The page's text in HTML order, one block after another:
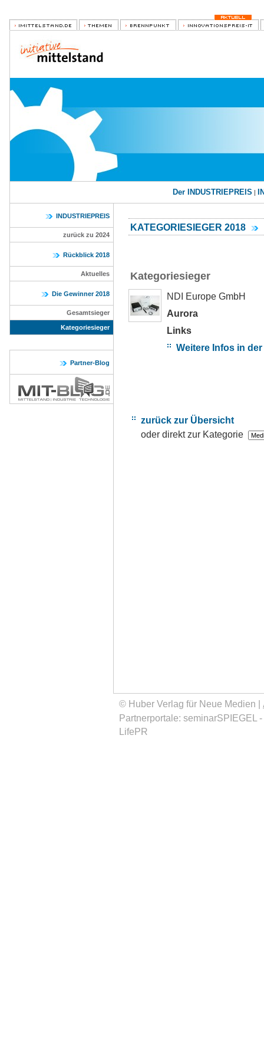
Der INDUSTRIEPREIS |
INDUSTRIEPREIS
zurück zu 2024
Rückblick 2018
Aktuelles
Die Gewinner 2018
Gesamtsieger
Kategoriesieger
Partner-Blog
KATEGORIESIEGER 2018
Kategoriesieger
NDI Europe GmbH
Aurora
Links
Weitere Infos in
zurück zur Übersicht
oder direkt zur Kategorie
© Huber Verlag für Neue Medien |
Partnerportale: seminarSPIEGEL -
LifePR